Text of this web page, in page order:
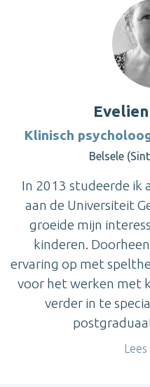
Klinisch
Belsele
In 2013 studeerde ik
aan de Universiteit
groeide mijn
kinderen.
ervaring op met
voor het werken met
verder in te